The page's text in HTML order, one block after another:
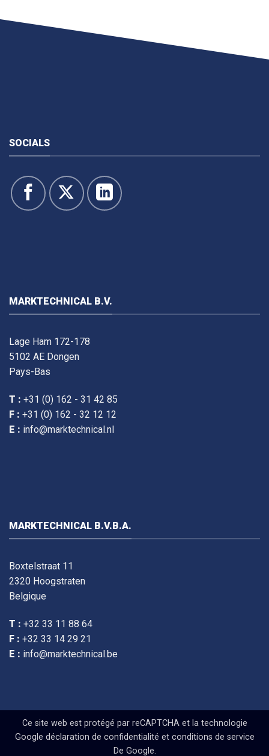
SOCIALS
MARKTECHNICAL B.V.
Lage Ham 172-178
5102 AE Dongen
Pays-Bas
T : +31 (0) 162 - 31 42 85
F : +31 (0) 162 - 32 12 12
E : info@marktechnical.nl
MARKTECHNICAL B.V.B.A.
Boxtelstraat 11
2320 Hoogstraten
Belgique
T : +32 33 11 88 64
F : +32 33 14 29 21
E : info@marktechnical.be
Ce site web est protégé par reCAPTCHA et la technologie
Google déclaration de confidentialité et conditions de service
De Google.